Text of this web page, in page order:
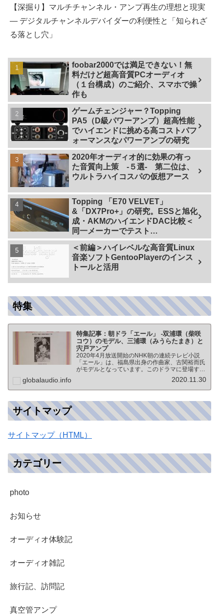
【深掘り】マルチチャンネル・アンプ再生の理想と現実
— デジタルチャンネルデバイダーの利便性と「知られざ
る落とし穴」
foobar2000では満足できない！無
料だけど超高音質PCオーディオ
（１台構成）のご紹介、スマホで操
作も
ゲームチェンジャー？Topping
PA5（D級パワーアンプ）超高性能
でハイエンドに挑める高コストパフ
ォーマンスなパワーアンプの研究
2020年オーディオ的に効果の有っ
た音質向上策 -５選- 第二位は、
ウルトラハイコスパの仮想アース
Topping 「E70 VELVET」
&「DX7Pro+」の研究。ESSと旭化
成・AKMのハイエンドDAC比較＜
同一メーカーでテスト
【ES9038PRO Vs AK4499EX】＞
＜前編＞ハイレベルな高音質Linux
音楽ソフトGentooPlayerのインス
トールと活用
特集
特集記事：朝ドラ「エール」 -双浦環（柴咲
コウ）のモデル、三浦環（みうらたまき）と
宍戸アンプ
2020年4月放送開始のNHK朝の連続テレビ小説
「エール」は、福島県出身の作曲家、古関裕而氏
がモデルとなっています。このドラマに登場する
戦前の声楽家、三浦環さんと、本サイトにも登場
する宍戸公一氏のアンプ（著書「送信管によるシ
ングルアンプ製作…
globalaudio.info 2020.11.30
サイトマップ
サイトマップ（HTML）
カテゴリー
photo
お知らせ
オーディオ体験記
オーディオ雑記
旅行記、訪問記
真空管アンプ